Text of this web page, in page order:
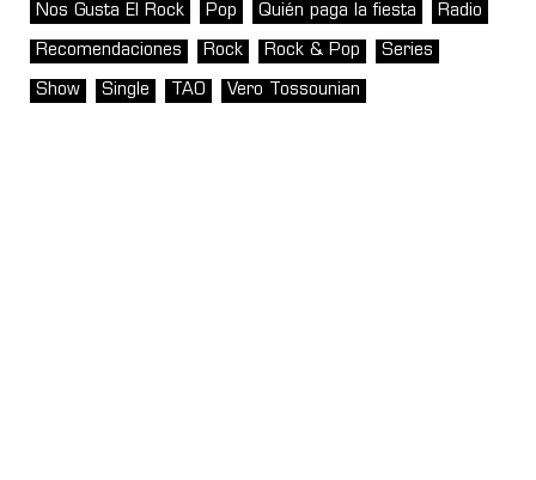
Nos Gusta El Rock Pop Quién paga la fiesta Radio
Recomendaciones Rock Rock & Pop Series
Show Single TAO Vero Tossounian